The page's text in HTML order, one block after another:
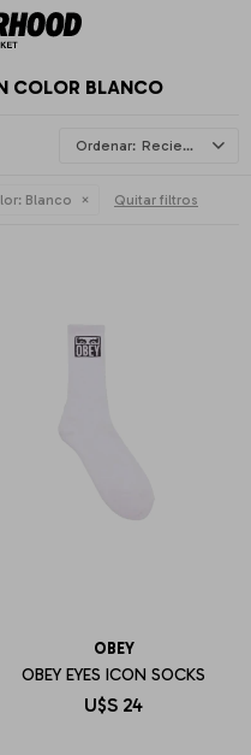
COLOR BLANCO
Recientes
Blanco Quitar filtros
OBEY
OBEY EYES ICON SOCKS
U$S 24